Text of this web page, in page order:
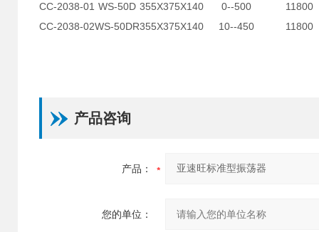
CC-2038-01 WS-50D 355X375X140 0--500
11800
CC-2038-02WS-50DR355X375X140 10--450 11800
产品咨询
产品：
您的单位：